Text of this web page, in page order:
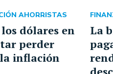
dólares en
perder
inflación
AHORRISTAS
La